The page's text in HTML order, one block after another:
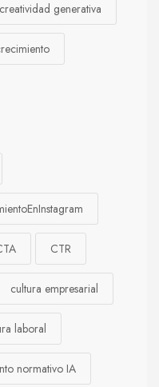
creatividad generativa
CTR
cultura empresarial
laboral
normativo IA